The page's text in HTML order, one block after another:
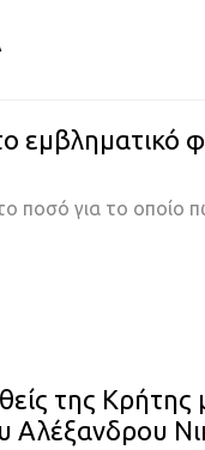
εμβληματικό
ποσό για το οποίο
της
Αλέξανδρου